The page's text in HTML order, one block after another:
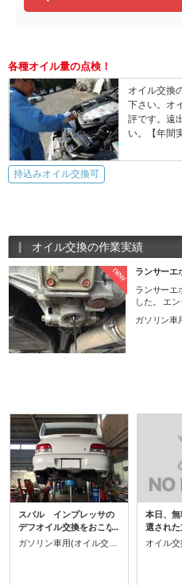
各種オイル量の点検！
オイル交換
下さい。オ
評です。遠
い。【年間
持込みオイル交換可
オイル交換の作業実績
new
ランサー
ランサーエ
した。 エ
換は、コン
ガソリン車
スバル インプレッサの
デフオイル交換をおこな
いました。 デフをＬＳＤ
本日、
選され
ル交換が
オイル